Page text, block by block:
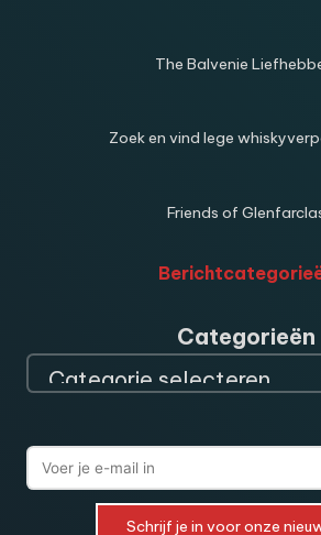
The Balvenie
Zoek en vind lege
Friends of
Categorieën
Schrijf je in voor onze